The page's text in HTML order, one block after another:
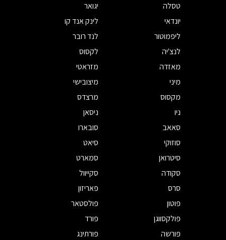
טסלה
יגואר
יונדאי
לינק אנד קו
ליפמוטור
לנד רובר
לנצ'יה
לקסוס
מאזדה
מזראטי
מיני
מיצובישי
מקסוס
מרצדס
ניו
ניסאן
סאאב
סובארו
סוזוקי
סיאט
סיטרואן
סמארט
סקודה
סקייוול
סרס
פאריזון
פוטון
פולסטאר
פולקסווגן
פורד
פורשה
פורתינג